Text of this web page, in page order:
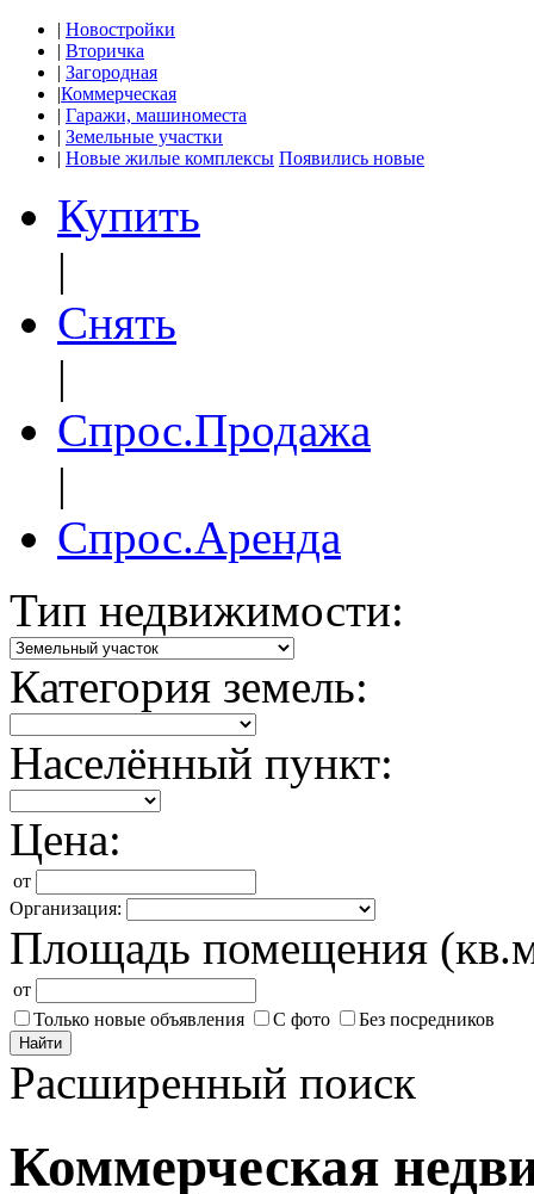
| Новостройки
| Вторичка
| Загородная
|Коммерческая
| Гаражи, машиноместа
| Земельные участки
| Новые жилые комплексы Появились новые
Купить
|
Снять
|
Спрос.Продажа
|
Спрос.Аренда
Тип недвижимости:
Категория земель:
Населённый пункт:
Цена:
от
Организация:
Площадь помещения
от
Только новые объявления
С фото Без посредников
Найти
Расширенный поиск
Коммерческая